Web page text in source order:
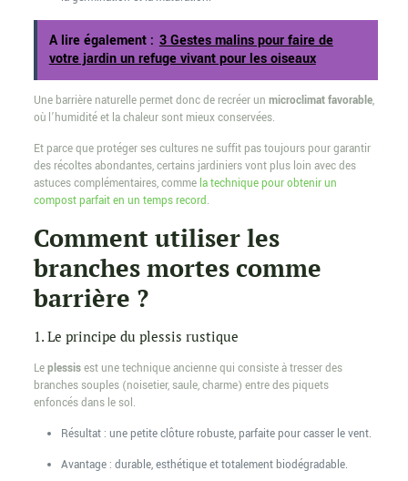
A lire également : 3 Gestes malins pour faire de
votre jardin un refuge vivant pour les oiseaux
Une barrière naturelle permet donc de recréer un microclimat favorable,
où l’humidité et la chaleur sont mieux conservées.
Et parce que protéger ses cultures ne suffit pas toujours pour garantir
des récoltes abondantes, certains jardiniers vont plus loin avec des
astuces complémentaires, comme la technique pour obtenir un
compost parfait en un temps record.
Comment utiliser les
branches mortes comme
barrière ?
1. Le principe du plessis rustique
Leplessisest une technique ancienne qui consiste à tresser des
branches souples (noisetier, saule, charme) entre des piquets
enfoncés dans le sol.
Résultat : une petite clôture robuste, parfaite pour casser le vent.
Avantage : durable, esthétique et totalement biodégradable.